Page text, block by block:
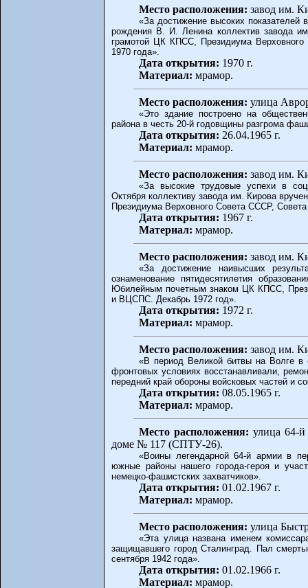
Место расположения: завод им.
«За достижение высоких показателей
рождения В. И. Ленина коллектив завода
грамотой ЦК КПСС, Президиума
1970 года».
Дата открытия: 1970 г.
Материал: мрамор.
Место расположения: улица
«Это здание построено на
района в честь 20-й годовщины разгрома
Дата открытия: 26.04.1965 г.
Материал: мрамор.
Место расположения: завод им.
«За высокие трудовые успехи в
Октября коллективу завода им. Кирова
Президиума Верховного Совета СССР,
Дата открытия: 1967 г.
Материал: мрамор.
Место расположения: завод им.
«За достижение наивысших
ознаменование пятидесятилетия
Юбилейным почетным знаком ЦК КПСС,
и ВЦСПС. Декабрь 1972 год».
Дата открытия: 1972 г.
Материал: мрамор.
Место расположения: завод им.
«В период Великой битвы на Волге в
фронтовых условиях восстанавливали,
передний край обороны войсковых частей и
Дата открытия: 08.05.1965 г.
Материал: мрамор.
Место расположения: улица 64-
доме № 117 (СПТУ-26).
«Воины легендарной 64-й армии в
южные районы нашего города-героя и
немецко-фашистских захватчиков».
Дата открытия: 01.02.1967 г.
Материал: мрамор.
Место расположения: улица
«Эта улица названа именем
защищавшего город Сталинград. Пал
сентября 1942 года».
Дата открытия: 01.02.1966 г.
Материал: мрамор.